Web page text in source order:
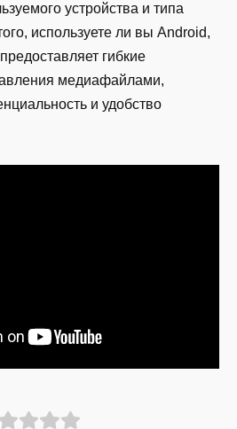
устройства и типа
используете ли вы Android,
гибкие
медиафайлами,
и удобство